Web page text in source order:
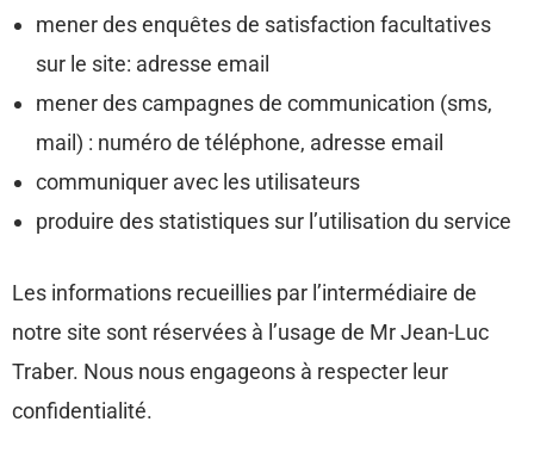
mener des enquêtes de satisfaction facultatives
sur le site: adresse email
mener des campagnes de communication (sms,
mail) : numéro de téléphone, adresse email
communiquer avec les utilisateurs
produire des statistiques sur l’utilisation du service
Les informations recueillies par l’intermédiaire de
notre site sont réservées à l’usage de Mr Jean-Luc
Traber. Nous nous engageons à respecter leur
confidentialité.